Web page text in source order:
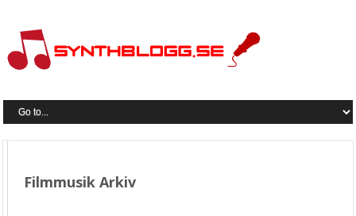
Filmmusik Arkiv